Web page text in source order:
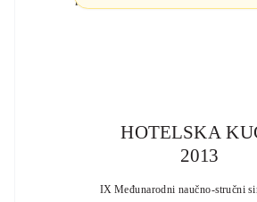
HOTELSKO UGOSTITELJSKE PRIVREDE
HOTELSKA
2013
IX Međunarodni naučno-stručni